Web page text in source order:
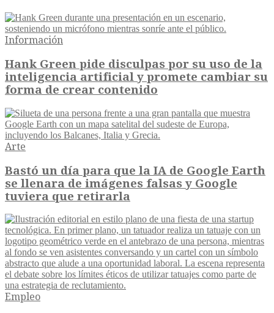
Información
Hank Green pide disculpas por su uso de la
inteligencia artificial y promete cambiar su
forma de crear contenido
Arte
Bastó un día para que la IA de Google Earth
se llenara de imágenes falsas y Google
tuviera que retirarla
Empleo